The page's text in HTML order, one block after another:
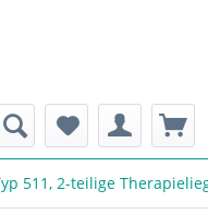
511, 2-teilige